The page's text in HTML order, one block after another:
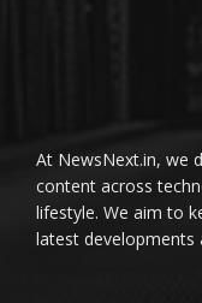
At NewsNext.in, we
content across
lifestyle. We aim to
latest developments